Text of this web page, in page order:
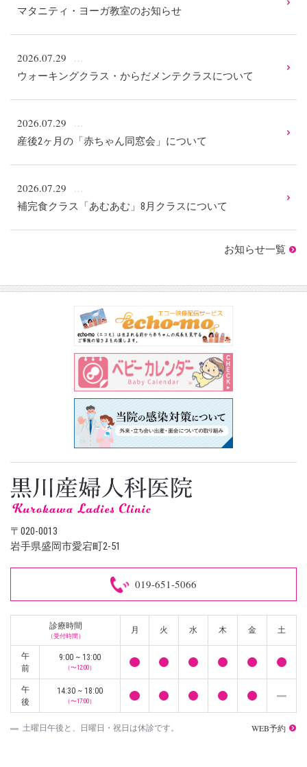
マタニティ・ヨーガ教室のお知らせ
2026.07.29
ウォーキングクラス・からだメンテクラスについて
2026.07.29
産後2ヶ月の「赤ちゃん同窓会」について
2026.07.29
補完食クラス「あむあむ」8月クラスについて
お知らせ一覧
〒020-0013
岩手県盛岡市愛宕町2-51
019-651-5066
診療時間
（受付時間）
月 火 水 木 金 土
午
前
9:00 ~ 13:00
（〜12:00）
午
後
14:30 ~ 18:00
（〜17:00）
土曜日午後と、日曜日・祝日は休診です。 WEB予約